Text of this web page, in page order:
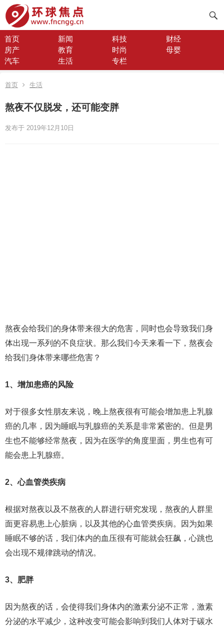
首页 新闻 科技
财经
房产
教育 时尚
母婴
汽车
生活 专栏
首页 生活
熬夜不仅脱发，还可能变胖
发布于 2019年12月10日
熬夜会给我们的身体带来很大的危害，同时也会导致我们身
体出现一系列的不良症状。那么我们今天来看一下，熬夜会
给我们身体带来哪些危害？
1、增加患癌的风险
对于很多女性朋友来说，晚上熬夜很有可能会增加患上乳腺
癌的几率，因为睡眠与乳腺癌的关系是非常紧密的。但是男
生也不能够经常熬夜，因为在医学的角度里面，男生也有可
能会患上乳腺癌。
2、心血管类疾病
根据对熬夜以及不熬夜的人群进行研究发现，熬夜的人群里
面更容易患上心脏病，以及其他的心血管类疾病。因为如果
睡眠不够的话，我们体内的血压很有可能就会狂飙，心跳也
会出现不规律跳动的情况。
3、肥胖
因为熬夜的话，会使得我们身体内的激素分泌不正常，激素
分泌的水平减少，这种改变可能会影响到我们人体对于碳水